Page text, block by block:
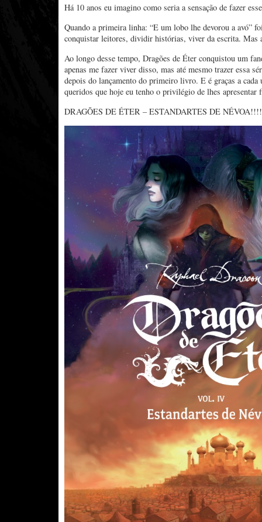
Há 10 anos eu imagino como seria a sensação de fazer
Quando a primeira linha: “E um lobo lhe devorou a avó”
conquistar leitores, dividir histórias, viver da escrita. Mas
Ao longo desse tempo, Dragões de Éter conquistou um
apenas me fazer viver disso, mas até mesmo trazer essa
depois do lançamento do primeiro livro. E é graças a cada
queridos que hoje eu tenho o privilégio de lhes
DRAGÕES DE ÉTER – ESTANDARTES DE